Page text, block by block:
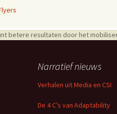
betere resultaten door het
Narratief nieuws
Verhalen uit Media en CSI
De 4 C’s van Adaptability